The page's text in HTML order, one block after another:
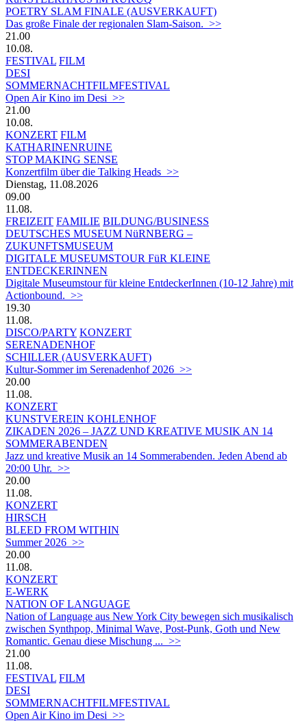
POETRY SLAM FINALE (AUSVERKAUFT)
Das große Finale der regionalen Slam-Saison. >>
21.00
10.08.
FESTIVAL FILM
DESI
SOMMERNACHTFILMFESTIVAL
Open Air Kino im Desi >>
21.00
10.08.
KONZERT FILM
KATHARINENRUINE
STOP MAKING SENSE
Konzertfilm über die Talking Heads >>
Dienstag, 11.08.2026
09.00
11.08.
FREIZEIT FAMILIE BILDUNG/BUSINESS
DEUTSCHES MUSEUM NüRNBERG –
ZUKUNFTSMUSEUM
DIGITALE MUSEUMSTOUR FüR KLEINE
ENTDECKERINNEN
Digitale Museumstour für kleine EntdeckerInnen (10-12 Jahre) mit
Actionbound. >>
19.30
11.08.
DISCO/PARTY KONZERT
SERENADENHOF
SCHILLER (AUSVERKAUFT)
Kultur-Sommer im Serenadenhof 2026 >>
20.00
11.08.
KONZERT
KUNSTVEREIN KOHLENHOF
ZIKADEN 2026 – JAZZ UND KREATIVE MUSIK AN 14
SOMMERABENDEN
Jazz und kreative Musik an 14 Sommerabenden. Jeden Abend ab
20:00 Uhr. >>
20.00
11.08.
KONZERT
HIRSCH
BLEED FROM WITHIN
Summer 2026 >>
20.00
11.08.
KONZERT
E-WERK
NATION OF LANGUAGE
Nation of Language aus New York City bewegen sich musikalisch
zwischen Synthpop, Minimal Wave, Post-Punk, Goth und New
Romantic. Genau diese Mischung ... >>
21.00
11.08.
FESTIVAL FILM
DESI
SOMMERNACHTFILMFESTIVAL
Open Air Kino im Desi >>